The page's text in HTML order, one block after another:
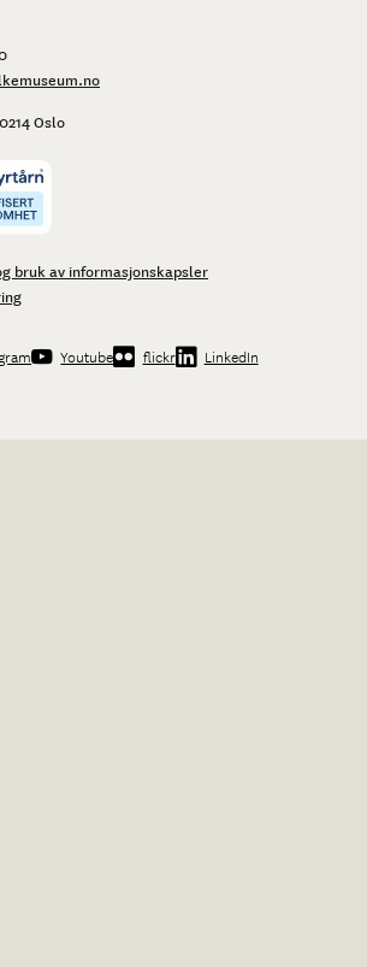
Oslo
bruk av informasjonskapsler
Youtube flickr LinkedIn